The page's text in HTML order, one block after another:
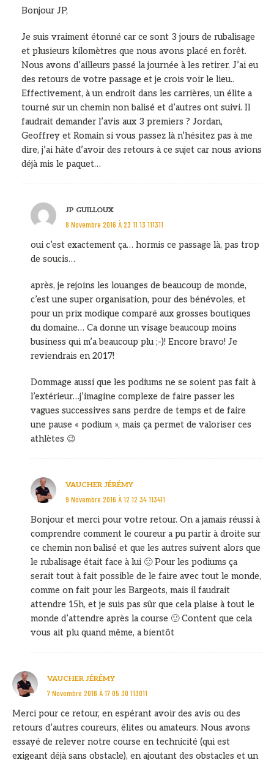
Bonjour JP,
Je suis vraiment étonné car ce sont 3 jours de rubalisage
et plusieurs kilomètres que nous avons placé en forêt.
Nous avons d’ailleurs passé la journée à les retirer. J’ai eu
des retours de votre passage et je crois voir le lieu..
Effectivement, à un endroit dans les carrières, un élite a
tourné sur un chemin non balisé et d’autres ont suivi. Il
faudrait demander l’avis aux 3 premiers ? Jordan,
Geoffrey et Romain si vous passez là n’hésitez pas à me
dire, j’ai hâte d’avoir des retours à ce sujet car nous avions
déjà mis le paquet…
JP GUILLOUX
8 Novembre 2016 À 23 11 13 111311
oui c’est exactement ça… hormis ce passage là, pas trop
de soucis…
après, je rejoins les louanges de beaucoup de monde,
c’est une super organisation, pour des bénévoles, et
pour un prix modique comparé aux grosses boutiques
du domaine… Ca donne un visage beaucoup moins
business qui m’a beaucoup plu ;-)! Encore bravo! Je
reviendrais en 2017!
Dommage aussi que les podiums ne se soient pas fait à
l’extérieur…j’imagine complexe de faire passer les
vagues successives sans perdre de temps et de faire
une pause « podium », mais ça permet de valoriser ces
athlètes 😉
VAUCHER JÉRÉMY
9 Novembre 2016 À 12 12 34 113411
Bonjour et merci pour votre retour. On a jamais réussi à
comprendre comment le coureur a pu partir à droite sur
ce chemin non balisé et que les autres suivent alors que
le rubalisage était face à lui 🙁 Pour les podiums ça
serait tout à fait possible de le faire avec tout le monde,
comme on fait pour les Bargeots, mais il faudrait
attendre 15h, et je suis pas sûr que cela plaise à tout le
monde d’attendre après la course 🙂 Content que cela
vous ait plu quand même, a bientôt
VAUCHER JÉRÉMY
7 Novembre 2016 À 17 05 30 113011
Merci pour ce retour, en espérant avoir des avis ou des
retours d’autres coureurs, élites ou amateurs. Nous avons
essayé de relever notre course en technicité (qui est
exigeant déjà sans obstacle), en ajoutant des obstacles et un